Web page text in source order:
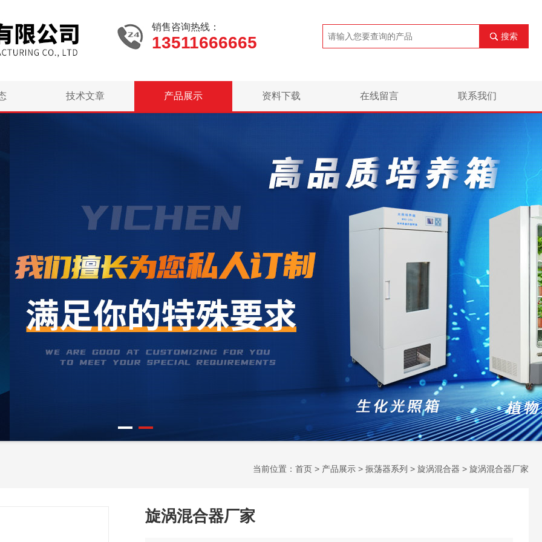
销售咨询热线：
13511666665 搜索
技术文章 产品展示 资料下载 在线留言 联系我们
当前位置： 首页 > 产品展示 > 振荡器系列 > 旋涡混合器 > 旋涡混合器厂家
旋涡混合器厂家